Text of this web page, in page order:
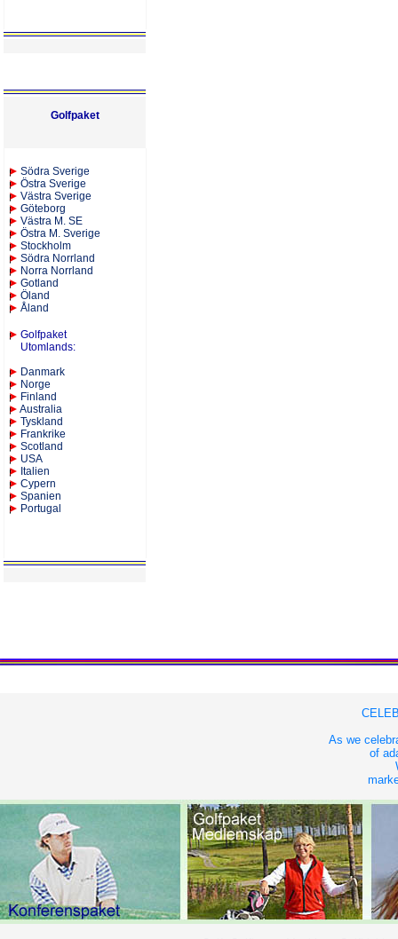
Golfpaket
Södra Sverige
Östra Sverige
Västra Sverige
Göteborg
Västra M. SE
Östra M. Sverige
Stockholm
Södra Norrland
Norra Norrland
Gotland
Öland
Åland
Golfpaket
Utomlands:
Danmark
Norge
Finland
Australia
Tyskland
Frankrike
Scotland
USA
Italien
Cypern
Spanien
Portugal
As we
of